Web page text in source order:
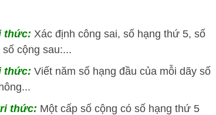
thức: Xác định công sai, số hạng thứ 5, số
cộng sau:...
thức: Viết năm số hạng đầu của mỗi dãy số
thức: Một cấp số cộng có số hạng thứ 5